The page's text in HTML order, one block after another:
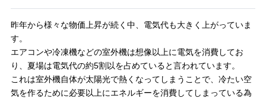
昨年から様々な物価上昇が続く中、電気代も大きく上がっていま
す。
エアコンや冷凍機などの室外機は想像以上に電気を消費してお
り、夏場は電気代の約5割以を占めていると言われています。
これは室外機自体が太陽光で熱くなってしまうことで、冷たい空
気を作るために必要以上にエネルギーを消費してしまっている為